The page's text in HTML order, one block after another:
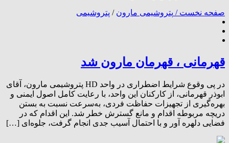
صفحه نخست / پتروشیمی مارون / پتروشیمی
قهرمانی ، قهرمان مارون شد
در پی وقوع شرایط اضطراری در واحد HD پتروشیمی مارون، آقای
ابوذر قهرمانی، از کارکنان این واحد، با رعایت کامل اصول ایمنی و
بهره‌گیری از تجهیزات حفاظت فردی، به‌سرعت نسبت به بستن
دریچه مربوطه اقدام و مانع گسترش خطر شد. این اقدام که در
فضایی دلهره آور و با احتمال آسیب جدی انجام گرفت، جلوه‌ای […]